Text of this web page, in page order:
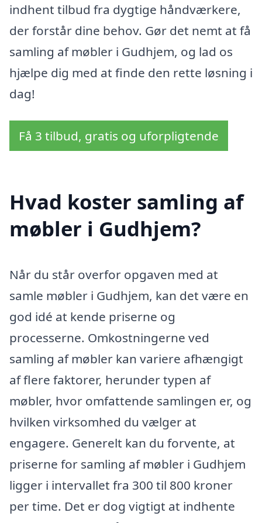
indhent tilbud fra dygtige håndværkere,
der forstår dine behov. Gør det nemt at få
samling af møbler i Gudhjem, og lad os
hjælpe dig med at finde den rette løsning i
dag!
Få 3 tilbud, gratis og uforpligtende
Hvad koster samling af
møbler i Gudhjem?
Når du står overfor opgaven med at
samle møbler i Gudhjem, kan det være en
god idé at kende priserne og
processerne. Omkostningerne ved
samling af møbler kan variere afhængigt
af flere faktorer, herunder typen af
møbler, hvor omfattende samlingen er, og
hvilken virksomhed du vælger at
engagere. Generelt kan du forvente, at
priserne for samling af møbler i Gudhjem
ligger i intervallet fra 300 til 800 kroner
per time. Det er dog vigtigt at indhente